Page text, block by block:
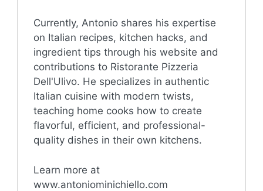
Currently, Antonio shares his expertise
on Italian recipes, kitchen hacks, and
ingredient tips through his website and
contributions to Ristorante Pizzeria
Dell'Ulivo. He specializes in authentic
Italian cuisine with modern twists,
teaching home cooks how to create
flavorful, efficient, and professional-
quality dishes in their own kitchens.
Learn more at
www.antoniominichiello.com